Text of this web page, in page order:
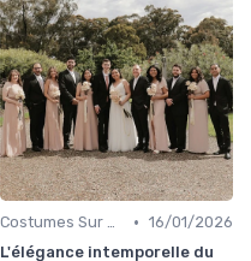
Costumes Sur Mesure • 16/01/2026
L'élégance intemporelle du